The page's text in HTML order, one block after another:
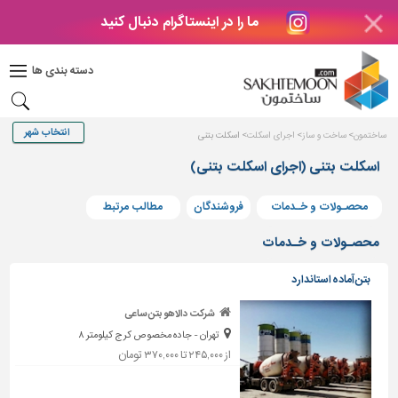
ما را در اینستاگرام دنبال کنید
دسته بندی ها
دکوراسیون
بتن
های
بتنی
و
ساختمانی
پله،
و
حفاظ
ساختمون ساخت و ساز اجرای اسکلت اسکلت بتنی
اسکلت بتنی (اجرای اسکلت بتنی)
محصـولات و خـدمات فروشندگان مطالب مرتبط
محصـولات و خـدمات
بتن آماده استاندارد
شرکت دالاهو بتن ساعی
تهران - جاده مخصوص کرج کیلومتر ۸
از ۲۴۵,۰۰۰ تا ۳۷۰,۰۰۰ تومان